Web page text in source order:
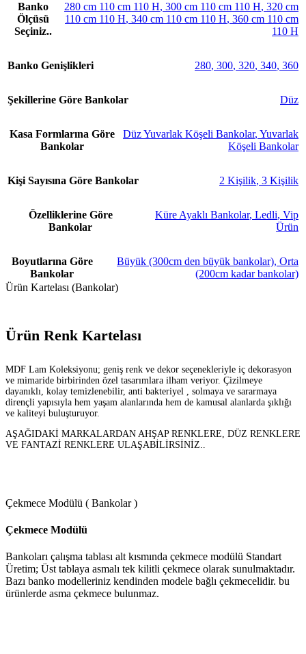
Banko
Ölçüsü
Seçiniz..
280 cm 110 cm 110 H, 300 cm 110 cm 110 H, 320 cm
110 cm 110 H, 340 cm 110 cm 110 H, 360 cm 110 cm
110 H
Banko Genişlikleri 280, 300, 320, 340, 360
Şekillerine Göre Bankolar Düz
Kasa Formlarına Göre
Bankolar
Düz Yuvarlak Köşeli Bankolar, Yuvarlak
Köşeli Bankolar
Kişi Sayısına Göre Bankolar 2 Kişilik, 3 Kişilik
Özelliklerine Göre
Bankolar
Küre Ayaklı Bankolar, Ledli, Vip
Ürün
Boyutlarına Göre
Bankolar
Büyük (300cm den büyük bankolar), Orta
(200cm kadar bankolar)
Ürün Kartelası (Bankolar)
Ürün Renk Kartelası
MDF Lam Koleksiyonu; geniş renk ve dekor seçenekleriyle iç dekorasyon
ve mimaride birbirinden özel tasarımlara ilham veriyor. Çizilmeye
dayanıklı, kolay temizlenebilir, anti bakteriyel , solmaya ve sararmaya
dirençli yapısıyla hem yaşam alanlarında hem de kamusal alanlarda şıklığı
ve kaliteyi buluşturuyor.
AŞAĞIDAKİ MARKALARDAN AHŞAP RENKLERE, DÜZ RENKLERE
VE FANTAZİ RENKLERE ULAŞABİLİRSİNİZ..
Çekmece Modülü ( Bankolar )
Çekmece Modülü
Bankoları çalışma tablası alt kısmında çekmece modülü Standart
Üretim; Üst tablaya asmalı tek kilitli çekmece olarak sunulmaktadır.
Bazı banko modelleriniz kendinden modele bağlı çekmecelidir. bu
ürünlerde asma çekmece bulunmaz.